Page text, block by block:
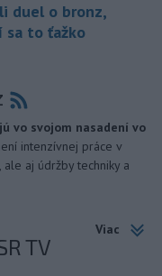
duel o bronz,
sa to ťažko
vo svojom nasadení vo
intenzívnej práce v
aj údržby techniky a
Viac
TV